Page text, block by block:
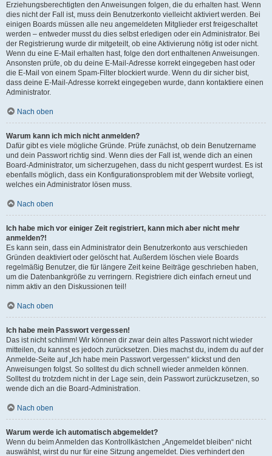
Erziehungsberechtigten den Anweisungen folgen, die du erhalten hast. Wenn
dies nicht der Fall ist, muss dein Benutzerkonto vielleicht aktiviert werden. Bei
einigen Boards müssen alle neu angemeldeten Mitglieder erst freigeschaltet
werden – entweder musst du dies selbst erledigen oder ein Administrator. Bei
der Registrierung wurde dir mitgeteilt, ob eine Aktivierung nötig ist oder nicht.
Wenn du eine E-Mail erhalten hast, folge den dort enthaltenen Anweisungen.
Ansonsten prüfe, ob du deine E-Mail-Adresse korrekt eingegeben hast oder
die E-Mail von einem Spam-Filter blockiert wurde. Wenn du dir sicher bist,
dass deine E-Mail-Adresse korrekt eingegeben wurde, dann kontaktiere einen
Administrator.
Nach oben
Warum kann ich mich nicht anmelden?
Dafür gibt es viele mögliche Gründe. Prüfe zunächst, ob dein Benutzername
und dein Passwort richtig sind. Wenn dies der Fall ist, wende dich an einen
Board-Administrator, um sicherzugehen, dass du nicht gesperrt wurdest. Es ist
ebenfalls möglich, dass ein Konfigurationsproblem mit der Website vorliegt,
welches ein Administrator lösen muss.
Nach oben
Ich habe mich vor einiger Zeit registriert, kann mich aber nicht mehr
anmelden?!
Es kann sein, dass ein Administrator dein Benutzerkonto aus verschieden
Gründen deaktiviert oder gelöscht hat. Außerdem löschen viele Boards
regelmäßig Benutzer, die für längere Zeit keine Beiträge geschrieben haben,
um die Datenbankgröße zu verringern. Registriere dich einfach erneut und
nimm aktiv an den Diskussionen teil!
Nach oben
Ich habe mein Passwort vergessen!
Das ist nicht schlimm! Wir können dir zwar dein altes Passwort nicht wieder
mitteilen, du kannst es jedoch zurücksetzen. Dies machst du, indem du auf der
Anmelde-Seite auf „Ich habe mein Passwort vergessen“ klickst und den
Anweisungen folgst. So solltest du dich schnell wieder anmelden können.
Solltest du trotzdem nicht in der Lage sein, dein Passwort zurückzusetzen, so
wende dich an die Board-Administration.
Nach oben
Warum werde ich automatisch abgemeldet?
Wenn du beim Anmelden das Kontrollkästchen „Angemeldet bleiben“ nicht
auswählst, wirst du nur für eine Sitzung angemeldet. Dies verhindert den